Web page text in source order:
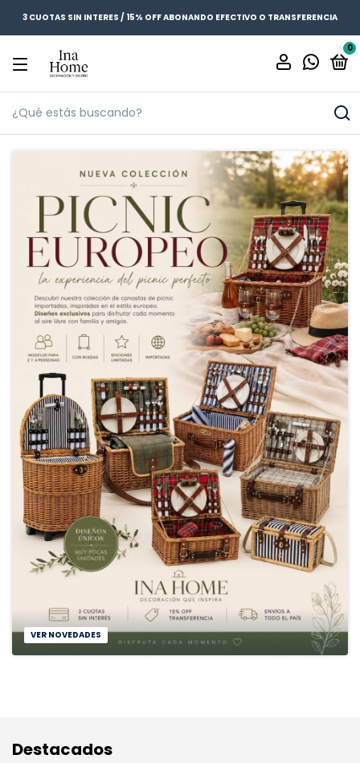
3 CUOTAS SIN INTERES / 15% OFF ABONANDO EFECTIVO O TRANSFERENCIA
0
VER NOVEDADES
Destacados